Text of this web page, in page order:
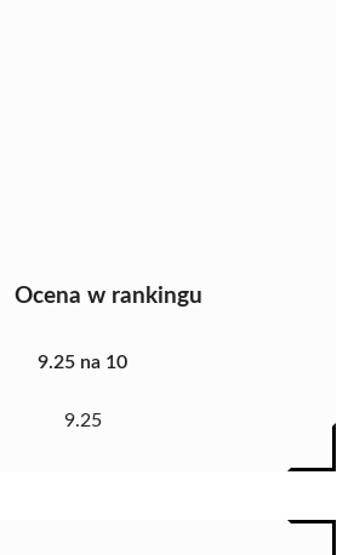
Ocena w rankingu
9.25 na 10
9.25